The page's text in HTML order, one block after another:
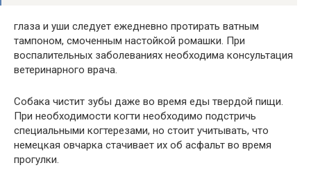
глаза и уши следует ежедневно протирать ватным
тампоном, смоченным настойкой ромашки. При
воспалительных заболеваниях необходима консультация
ветеринарного врача.
Собака чистит зубы даже во время еды твердой пищи.
При необходимости когти необходимо подстричь
специальными когтерезами, но стоит учитывать, что
немецкая овчарка стачивает их об асфальт во время
прогулки.